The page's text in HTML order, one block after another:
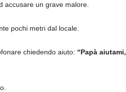
accusare un grave malore.
pochi metri dal locale.
chiedendo aiuto: “Papà aiutami,